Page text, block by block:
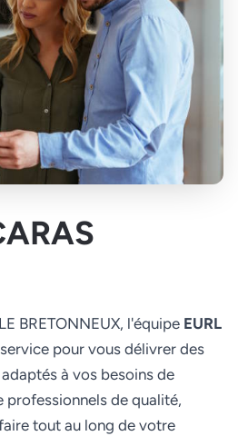
BRETONNEUX, l'équipe EURL
pour vous délivrer des
à vos besoins de
professionnels de qualité,
tout au long de votre